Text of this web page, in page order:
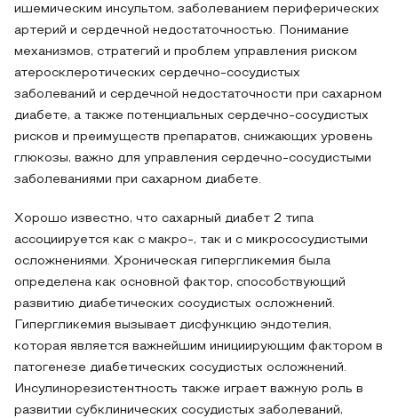
ишемическим инсультом, заболеванием периферических
артерий и сердечной недостаточностью. Понимание
механизмов, стратегий и проблем управления риском
атеросклеротических сердечно-сосудистых
заболеваний и сердечной недостаточности при сахарном
диабете, а также потенциальных сердечно-сосудистых
рисков и преимуществ препаратов, снижающих уровень
глюкозы, важно для управления сердечно-сосудистыми
заболеваниями при сахарном диабете.
Хорошо известно, что сахарный диабет 2 типа
ассоциируется как с макро-, так и с микрососудистыми
осложнениями. Хроническая гипергликемия была
определена как основной фактор, способствующий
развитию диабетических сосудистых осложнений.
Гипергликемия вызывает дисфункцию эндотелия,
которая является важнейшим инициирующим фактором в
патогенезе диабетических сосудистых осложнений.
Инсулинорезистентность также играет важную роль в
развитии субклинических сосудистых заболеваний,